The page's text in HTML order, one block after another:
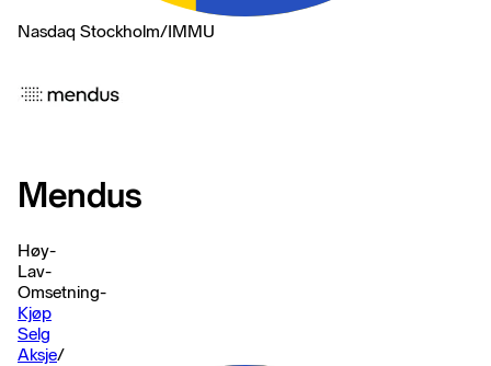
Nasdaq Stockholm/IMMU
Mendus
Høy-
Lav-
Omsetning-
Kjøp
Selg
Aksje/